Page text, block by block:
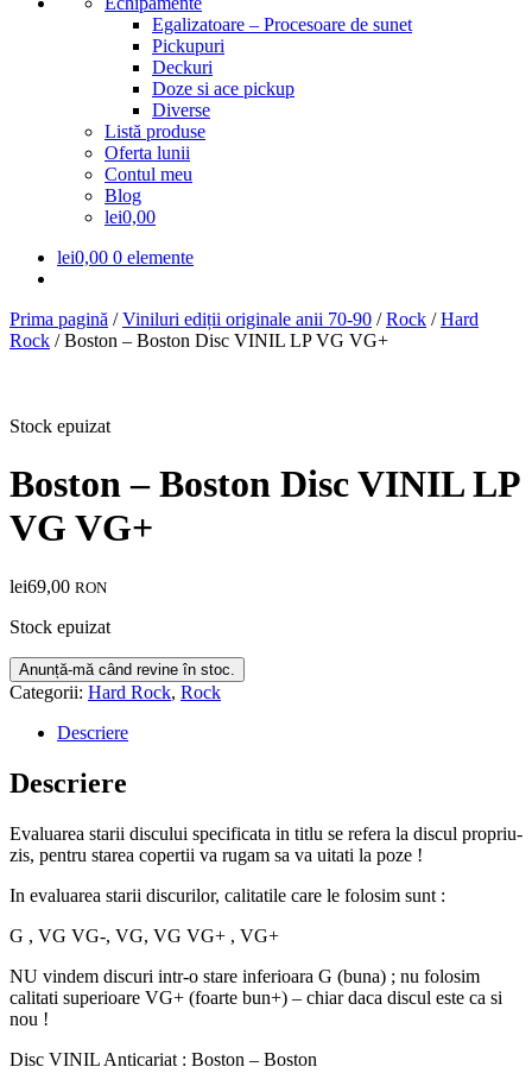
Egalizatoare – Procesoare de sunet
Pickupuri
Deckuri
Doze si ace pickup
Diverse
Listă produse
Oferta lunii
Contul meu
Blog
lei0,00
lei0,00 0 elemente
Prima pagină /Viniluri ediții originale anii 70-90 /Rock /Hard
Rock /Boston – Boston Disc VINIL LP VG VG+
Stock epuizat
Boston – Boston Disc VINIL LP
VG VG+
lei69,00 RON
Stock epuizat
Categorii: Hard Rock, Rock
Descriere
Descriere
Evaluarea starii discului specificata in titlu se refera la discul propriu-
zis, pentru starea copertii va rugam sa va uitati la poze !
In evaluarea starii discurilor, calitatile care le folosim sunt :
G , VG VG-, VG, VG VG+ , VG+
NU vindem discuri intr-o stare inferioara G (buna) ; nu folosim
calitati superioare VG+ (foarte bun+) – chiar daca discul este ca si
nou !
Disc VINIL Anticariat : Boston – Boston